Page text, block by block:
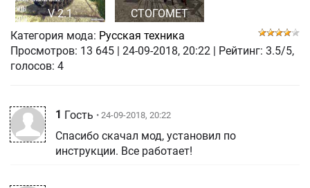
V 2.1
СТОГОМЕТ
Категория мода: Русская техника
Просмотров: 13 645 24-09-2018, 20:22
голосов: 4
1 Гость • 24-09-2018, 20:22
Спасибо скачал мод, установил по
инструкции. Все работает!